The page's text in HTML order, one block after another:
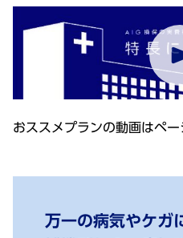
おススメプランの動画はペー
万一の病気やケガ